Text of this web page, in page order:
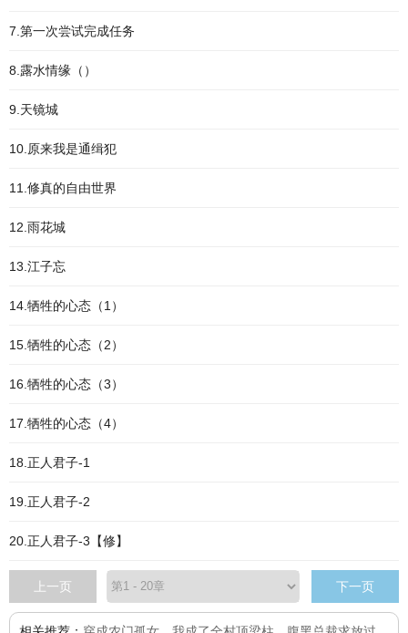
7.第一次尝试完成任务
8.露水情缘（）
9.天镜城
10.原来我是通缉犯
11.修真的自由世界
12.雨花城
13.江子忘
14.牺牲的心态（1）
15.牺牲的心态（2）
16.牺牲的心态（3）
17.牺牲的心态（4）
18.正人君子-1
19.正人君子-2
20.正人君子-3【修】
上一页 下一页